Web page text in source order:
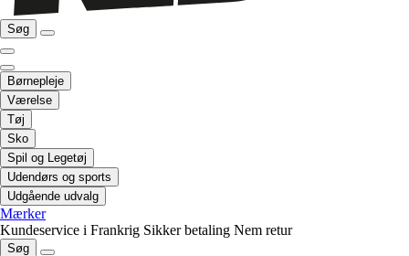
Søg
Børnepleje
Værelse
Tøj
Sko
Spil og Legetøj
Udendørs og sports
Udgående udvalg
Mærker
Kundeservice i Frankrig Sikker betaling Nem retur
Søg